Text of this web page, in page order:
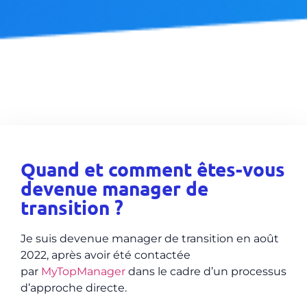
Quand et comment êtes-vous
devenue manager de
transition ?
Je suis devenue manager de transition en août
2022, après avoir été contactée
par MyTopManager dans le cadre d’un processus
d’approche directe.